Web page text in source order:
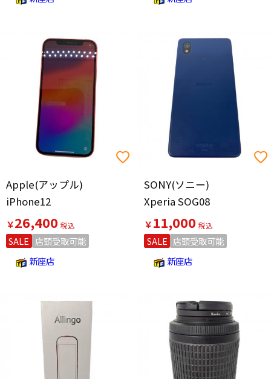
Apple(アップル)
iPhone12
￥26,400
SALE 店頭受取可能
新座店
SONY(ソニー)
Xperia SOG08
￥11,000
SALE 店頭受取可能
新座店